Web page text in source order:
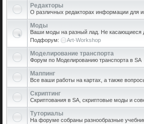
Редакторы
О различных редакторах информации для
Моды
Ваши моды на разный лад. Не касающиеся
Подфорум:
Art-Workshop
Моделирование транспорта
Форум по Моделированию транспорта в SA
Маппинг
Все ваши работы на картах, а также
Скриптинг
Скриптования в SA, скриптовые моды и
Туториалы
На форуме собраны разнообразные